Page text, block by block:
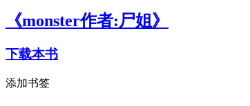
《monster作者:尸姐》
下载本书
添加书签